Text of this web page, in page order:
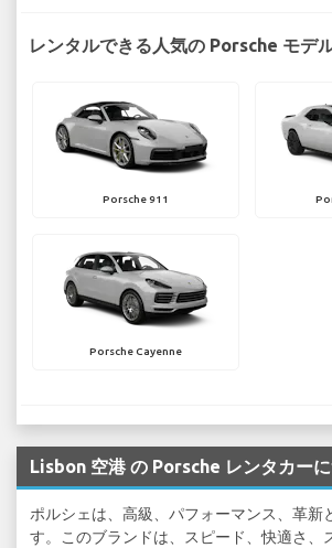
レンタルできる人気の Porsche モデ
Porsche 911
Porsche Cayenne
Lisbon 空港 の Porsche レンタカー
ポルシェは、高級、パフォーマンス、革新
す。このブランドは、スピード、快適さ、